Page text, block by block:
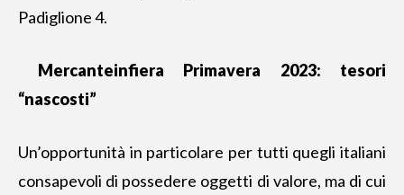
Padiglione 4.
Mercanteinfiera Primavera 2023: tesori
“nascosti”
Un’opportunità in particolare per tutti quegli italiani
consapevoli di possedere oggetti di valore, ma di cui